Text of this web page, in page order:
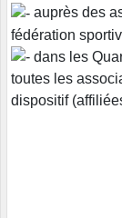
auprès des
fédération
dans les
toutes les
dispositif